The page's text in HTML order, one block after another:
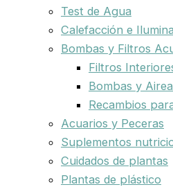
Test de Agua
Calefacción e
Bombas y Filtros
Filtros
Bombas y
Recambios
Acuarios y Peceras
Suplementos
Cuidados de plantas
Plantas de plástico